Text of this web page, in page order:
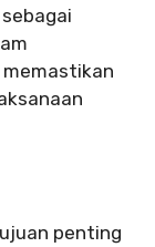
penting